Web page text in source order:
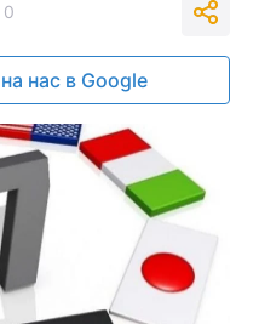
0
нас в Google